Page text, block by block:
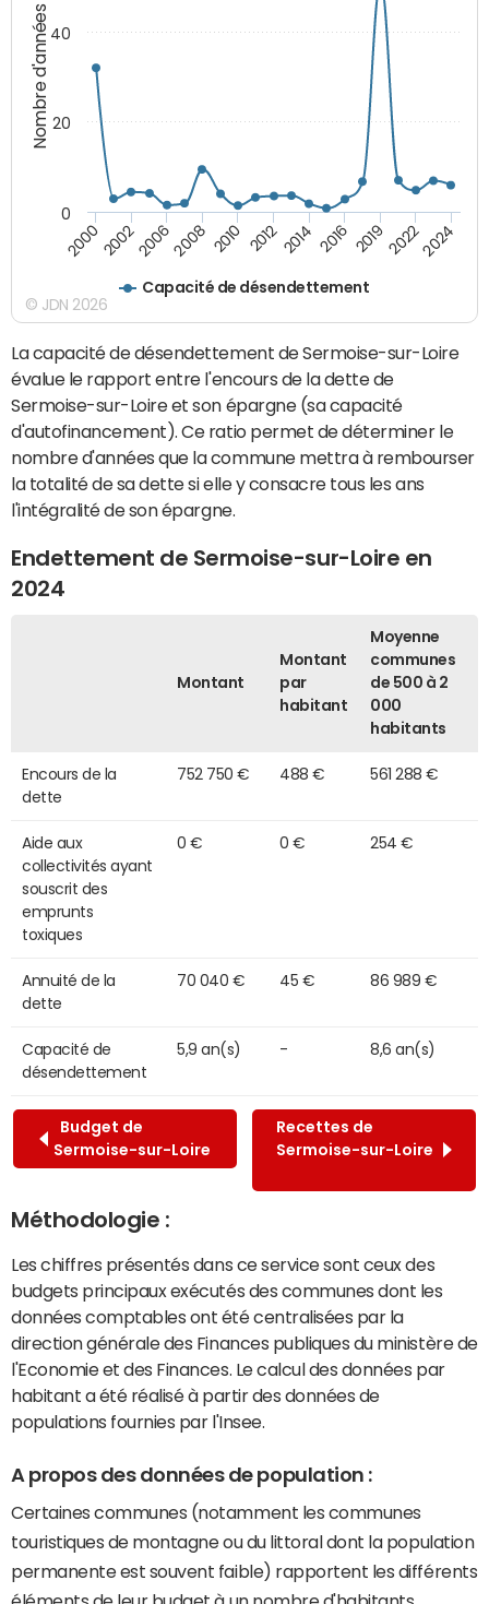
Nombre d'années
Capacité de désendettement
2000200220062008 2010 2012 2014 2016 201920222024
0
20
40
© JDN 2026
La capacité de désendettement de Sermoise-sur-Loire
évalue le rapport entre l'encours de la dette de
Sermoise-sur-Loire et son épargne (sa capacité
d'autofinancement). Ce ratio permet de déterminer le
nombre d'années que la commune mettra à rembourser
la totalité de sa dette si elle y consacre tous les ans
l'intégralité de son épargne.
Endettement de Sermoise-sur-Loire en
2024
Montant
Montant
par
habitant
Moyenne
communes
de 500 à 2
000
habitants
Encours de la
dette
752 750 € 488 € 561 288 €
Aide aux
collectivités ayant
souscrit des
emprunts
toxiques
0 € 0 € 254 €
Annuité de la
dette
70 040 € 45 € 86 989 €
Capacité de
désendettement
5,9 an(s) - 8,6 an(s)
Budget de
Sermoise-sur-Loire
Recettes de
Sermoise-sur-Loire
Méthodologie :
Les chiffres présentés dans ce service sont ceux des
budgets principaux exécutés des communes dont les
données comptables ont été centralisées par la
direction générale des Finances publiques du ministère de
l'Economie et des Finances. Le calcul des données par
habitant a été réalisé à partir des données de
populations fournies par l'Insee.
A propos des données de population :
Certaines communes (notamment les communes
touristiques de montagne ou du littoral dont la population
permanente est souvent faible) rapportent les différents